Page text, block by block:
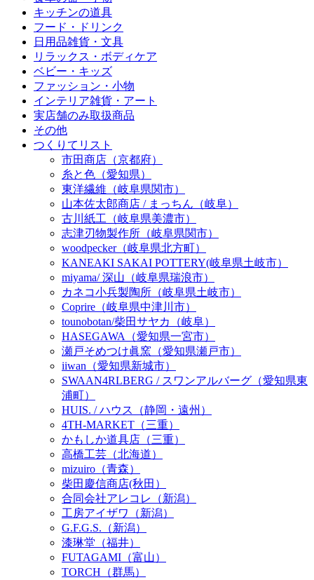
キッチンの道具
フード・ドリンク
日用品雑貨・文具
リラックス・ボディケア
ベビー・キッズ
ファッション・小物
インテリア雑貨・アート
実店舗のみ取扱商品
その他
つくりてリスト
市田商店（京都府）
糸と色（愛知県）
東洋繊維（岐阜県関市）
山本佐太郎商店 / まっちん（岐阜）
古川紙工（岐阜県美濃市）
志津刃物製作所（岐阜県関市）
woodpecker（岐阜県北方町）
KANEAKI SAKAI POTTERY(岐阜県土岐市）
miyama/ 深山（岐阜県瑞浪市）
カネコ小兵製陶所（岐阜県土岐市）
Coprire（岐阜県中津川市）
tounobotan/柴田サヤカ（岐阜）
HASEGAWA（愛知県一宮市）
瀬戸そめつけ眞窯（愛知県瀬戸市）
iiwan（愛知県新城市）
SWAAN4RLBERG / スワンアルバーグ（愛知県東
浦町）
HUIS. / ハウス（静岡・遠州）
4TH-MARKET（三重）
かもしか道具店（三重）
高橋工芸（北海道）
mizuiro（青森）
柴田慶信商店(秋田）
合同会社アレコレ（新潟）
工房アイザワ（新潟）
G.F.G.S.（新潟）
漆琳堂（福井）
FUTAGAMI（富山）
TORCH（群馬）